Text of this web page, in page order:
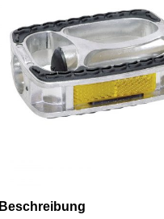
Beschreibung